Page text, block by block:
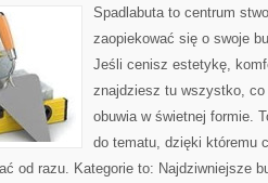
Spadlabuta to centrum
zaopiekować się o swoje
Jeśli cenisz estetykę,
znajdziesz tu wszystko, co
obuwia w świetnej formie.
do tematu, dzięki któremu
od razu. Kategorie to: Najdziwniejsze